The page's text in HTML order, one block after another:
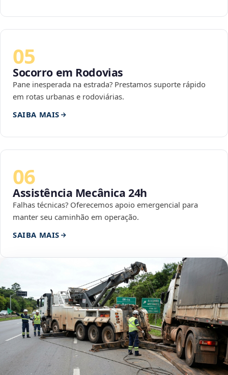
05
Socorro em Rodovias
Pane inesperada na estrada? Prestamos suporte rápido
em rotas urbanas e rodoviárias.
SAIBA MAIS
06
Assistência Mecânica 24h
Falhas técnicas? Oferecemos apoio emergencial para
manter seu caminhão em operação.
SAIBA MAIS